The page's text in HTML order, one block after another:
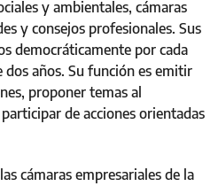
y ambientales, cámaras
y consejos profesionales. Sus
democráticamente por cada
años. Su función es emitir
proponer temas al
de acciones orientadas
cámaras empresariales de la